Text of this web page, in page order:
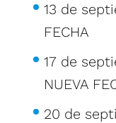
13 de
FECHA
17 de
NUEVA
20 de